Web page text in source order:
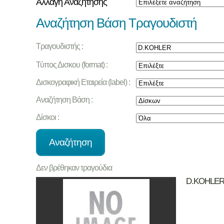
Αλλαγή Αναζήτησης
Αναζήτηση Βάση Τραγουδιστή
Τραγουδιστής :
Τύπος Δισκου (format) :
Δισκογραφική Εταιρεία (label) :
Αναζήτηση Βάση :
Δίσκοι :
Δεν βρέθηκαν τραγούδια
D.KOHLER